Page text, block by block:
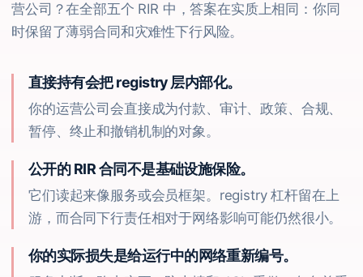
营公司？在全部五个 RIR 中，答案在实质上相同：你同
时保留了薄弱合同和灾难性下行风险。
直接持有会把 registry 层内部化。
你的运营公司会直接成为付款、审计、政策、合规、
暂停、终止和撤销机制的对象。
公开的 RIR 合同不是基础设施保险。
它们读起来像服务或会员框架。registry 杠杆留在上
游，而合同下行责任相对于网络影响可能仍然很小。
你的实际损失是给运行中的网络重新编号。